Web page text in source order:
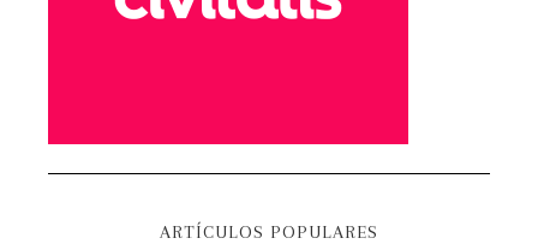
ARTÍCULOS POPULARES